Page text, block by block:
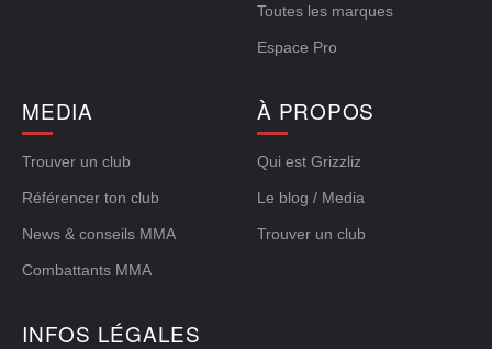
Toutes les marques
Espace Pro
MEDIA
Trouver un club
Référencer ton club
News & conseils MMA
Combattants MMA
À PROPOS
Qui est Grizzliz
Le blog / Media
Trouver un club
INFOS LÉGALES